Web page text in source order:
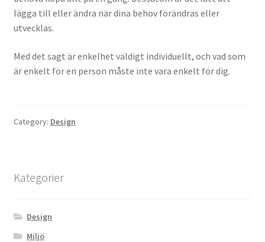
lägga till eller ändra när dina behov förändras eller
utvecklas.
Med det sagt är enkelhet väldigt individuellt, och vad som
är enkelt för en person måste inte vara enkelt för dig.
Category: Design
Kategorier
Design
Miljö